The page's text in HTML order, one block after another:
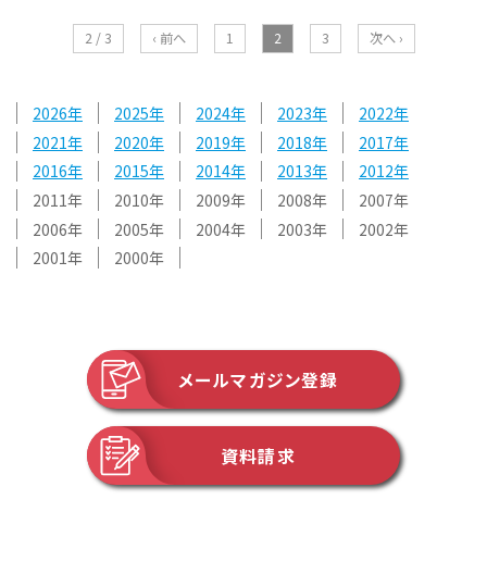
2 / 3 ‹ 前へ 1 2 3 次へ ›
2026 2025 2024 2023
2022
2021
2020 2019 2018
2017
2016
2015 2014 2013
2012
2011
2010 2009 2008
2007
2006
2005 2004 2003
2002
2001
2000
メールマガジン登録
資料請求